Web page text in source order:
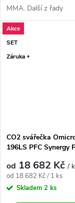
MMA. Další z řady
profesionálních
Akce
SET
Záruka +
CO2 svářečka
196LS PFC Synergy
od 18 682 Kč/
Měrná cena:
od 18 682 Kč / 1 ks
Skladem 2 ks